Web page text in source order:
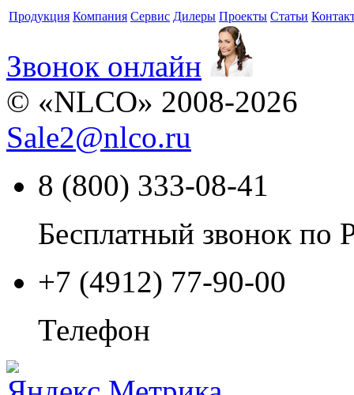
Продукция Компания Сервис Дилеры Проекты Статьи
Звонок онлайн
© «NLCO» 2008-2026
Sale2@nlco.ru
8 (800) 333-08-41
Бесплатный звонок по
+7 (4912) 77-90-00
Телефон